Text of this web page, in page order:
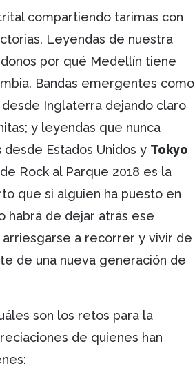
compartiendo tarimas con
Leyendas de nuestra
por qué Medellín tiene
Bandas emergentes como
desde Inglaterra dejando claro
y leyendas que nunca
desde Estados Unidos y Tokyo
Rock al Parque 2018 es la
que si alguien ha puesto en
habrá de dejar atrás ese
a recorrer y vivir de
de una nueva generación de
son los retos para la
de quienes han